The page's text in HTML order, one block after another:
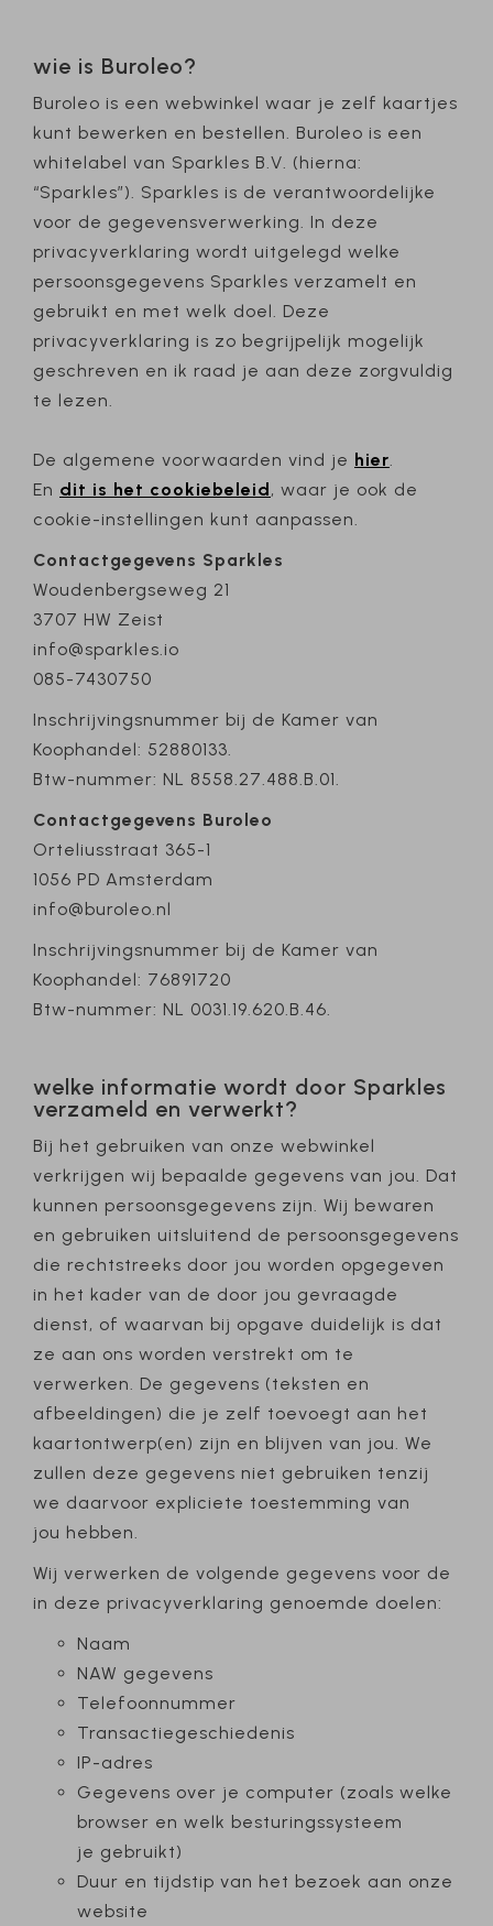
wie is Buroleo?
Buroleo is een webwinkel waar je zelf kaartjes
kunt bewerken en bestellen. Buroleo is een
whitelabel van Sparkles B.V. (hierna:
“Sparkles”). Sparkles is de verantwoordelijke
voor de gegevensverwerking. In deze
privacyverklaring wordt uitgelegd welke
persoonsgegevens Sparkles verzamelt en
gebruikt en met welk doel. Deze
privacyverklaring is zo begrijpelijk mogelijk
geschreven en ik raad je aan deze zorgvuldig
te lezen.
De algemene voorwaarden vind je hier.
En dit is het cookiebeleid, waar je ook de
cookie-instellingen kunt aanpassen.
Contactgegevens Sparkles
Woudenbergseweg 21
3707 HW Zeist
info@sparkles.io
085-7430750
Inschrijvingsnummer bij de Kamer van
Koophandel: 52880133.
Btw-nummer: NL 8558.27.488.B.01.
Contactgegevens Buroleo
Orteliusstraat 365-1
1056 PD Amsterdam
info@buroleo.nl
Inschrijvingsnummer bij de Kamer van
Koophandel: 76891720
Btw-nummer: NL 0031.19.620.B.46.
welke informatie wordt door Sparkles
verzameld en verwerkt?
Bij het gebruiken van onze webwinkel
verkrijgen wij bepaalde gegevens van jou. Dat
kunnen persoonsgegevens zijn. Wij bewaren
en gebruiken uitsluitend de persoonsgegevens
die rechtstreeks door jou worden opgegeven
in het kader van de door jou gevraagde
dienst, of waarvan bij opgave duidelijk is dat
ze aan ons worden verstrekt om te
verwerken. De gegevens (teksten en
afbeeldingen) die je zelf toevoegt aan het
kaartontwerp(en) zijn en blijven van jou. We
zullen deze gegevens niet gebruiken tenzij
we daarvoor expliciete toestemming van
jou hebben.
Wij verwerken de volgende gegevens voor de
in deze privacyverklaring genoemde doelen:
Naam
NAW gegevens
Telefoonnummer
Transactiegeschiedenis
IP-adres
Gegevens over je computer (zoals welke
browser en welk besturingssysteem
je gebruikt)
Duur en tijdstip van het bezoek aan onze
website